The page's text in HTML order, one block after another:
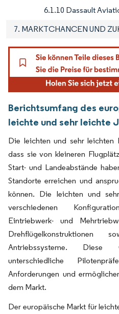
6.1.10 Dassault
7. MARKTCHANCEN UND
Berichtsumfang des
leichte und sehr leichte
Die leichten und sehr leichten
dass sie von kleineren
Start- und Landeabstände
Standorte erreichen und
können. Die leichten und
verschiedenen
Eintriebwerk- und
Drehflügelkonstruktionen
Antriebssysteme. Diese
unterschiedliche
Anforderungen und
dem Markt.
Der europäische Markt für